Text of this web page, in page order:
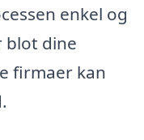
enkel og
blot dine
firmaer kan